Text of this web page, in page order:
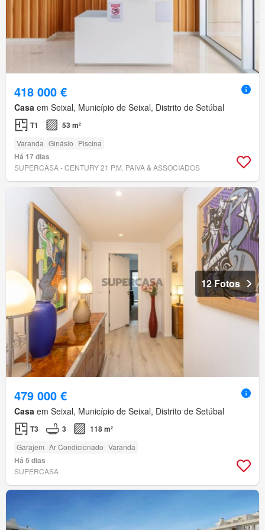
418 000 €
Casa em Seixal, Município de Seixal, Distrito de Setúbal
T1 53 m²
Varanda Ginásio Piscina
Há 17 dias
SUPERCASA - CENTURY 21 P.M. PAIVA & ASSOCIADOS
12 Fotos
479 000 €
Casa em Seixal, Município de Seixal, Distrito de Setúbal
T3 3 118 m²
Garajem Ar Condicionado Varanda
Há 5 dias
SUPERCASA